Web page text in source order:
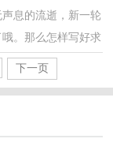
息的流逝，新一轮
。那么怎样写好求
求职...
下一页